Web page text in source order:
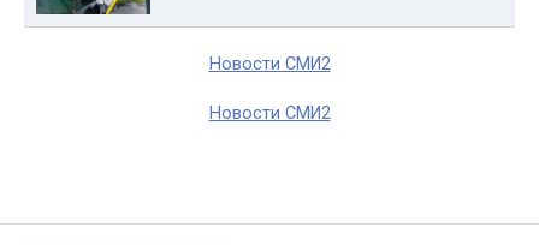
Новости СМИ2
Новости СМИ2